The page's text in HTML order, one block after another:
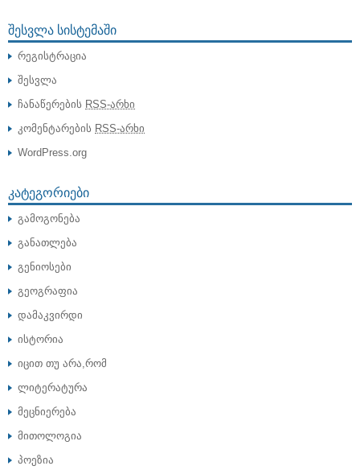
ᲨᲔᲡᲕᲚᲐ ᲡᲘᲡᲢᲔᲛᲐᲨᲘ
რეგისტრაცია
შესვლა
ჩანაწერების RSS-არხი
კომენტარების RSS-არხი
WordPress.org
ᲙᲐᲢᲔᲒᲝᲠᲘᲔᲑᲘ
გამოგონება
განათლება
გენიოსები
გეოგრაფია
დამაკვირდი
ისტორია
იცით თუ არა,რომ
ლიტერატურა
მეცნიერება
მითოლოგია
პოეზია